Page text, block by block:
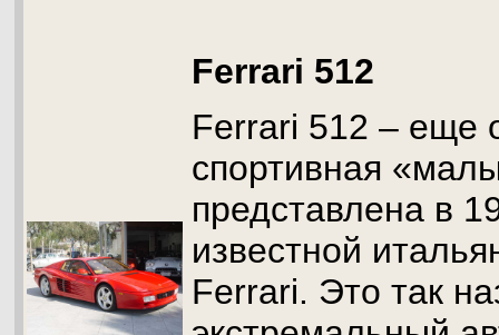
Ferrari 512
Ferrari 512 – еще
спортивная
представлена в
известной
Ferrari. Это так